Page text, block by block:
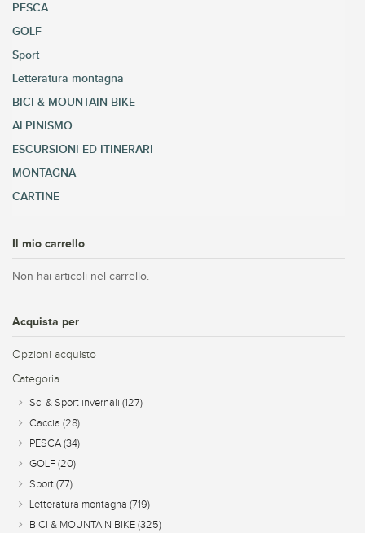
PESCA
GOLF
Sport
Letteratura montagna
BICI & MOUNTAIN BIKE
ALPINISMO
ESCURSIONI ED ITINERARI
MONTAGNA
CARTINE
Il mio carrello
Non hai articoli nel carrello.
Acquista per
Opzioni acquisto
Categoria
Sci & Sport invernali (127)
Caccia (28)
PESCA (34)
GOLF (20)
Sport (77)
Letteratura montagna (719)
BICI & MOUNTAIN BIKE (325)